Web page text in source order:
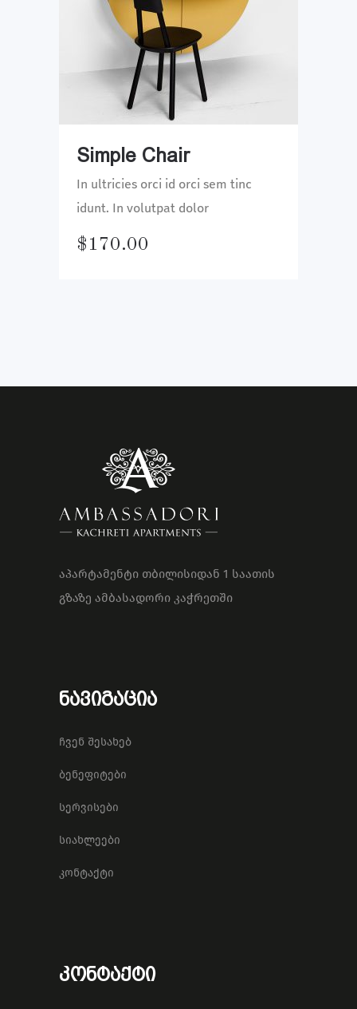
Simple Chair
In ultricies orci id orci sem tinc
idunt. In volutpat dolor
$ 170.00
აპარტამენტი თბილისიდან 1 საათის
გზაზე ამბასადორი კაჭრეთში
ნავიგაცია
ჩვენ შესახებ
ბენეფიტები
სერვისები
სიახლეები
კონტაქტი
კონტაქტი